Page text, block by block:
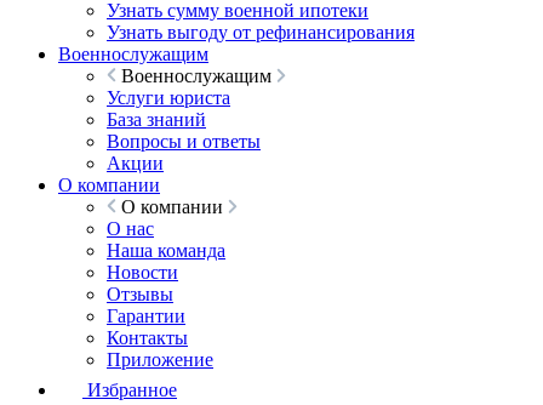
Узнать сумму военной ипотеки
Узнать выгоду от рефинансирования
Военнослужащим
Военнослужащим
Услуги юриста
База знаний
Вопросы и ответы
Акции
О компании
О компании
О нас
Наша команда
Новости
Отзывы
Гарантии
Контакты
Приложение
Избранное